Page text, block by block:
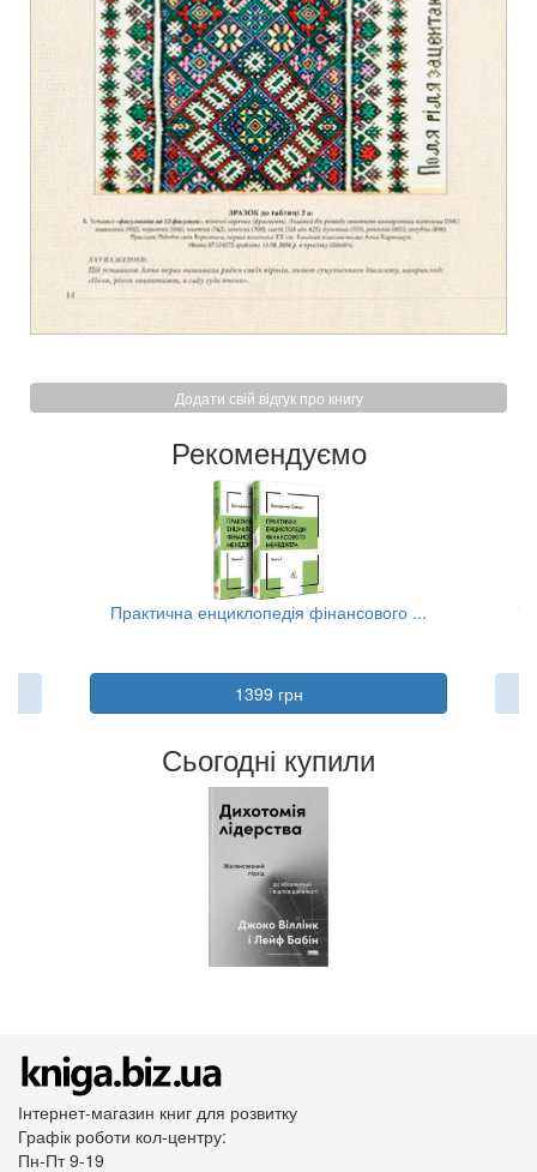
Додати свій відгук про книгу
Рекомендуємо
Практична енциклопедія фінансового ...
1399 грн
Сьогодні купили
Інтернет-магазин книг для розвитку
Графік роботи кол-центру:
Пн-Пт 9-19